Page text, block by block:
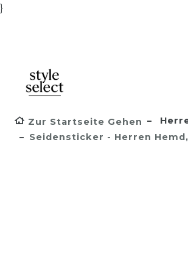
}
Zur Startseite Gehen
Seidensticker - Herren